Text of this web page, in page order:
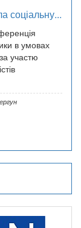
соціальну...
в умовах
участю